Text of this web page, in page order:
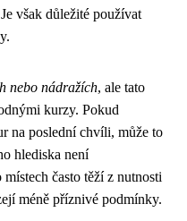
však důležité používat
nebo nádražích, ale tato
kurzy. Pokud
na poslední chvíli, může to
hlediska není
často těží z nutnosti
méně příznivé podmínky.